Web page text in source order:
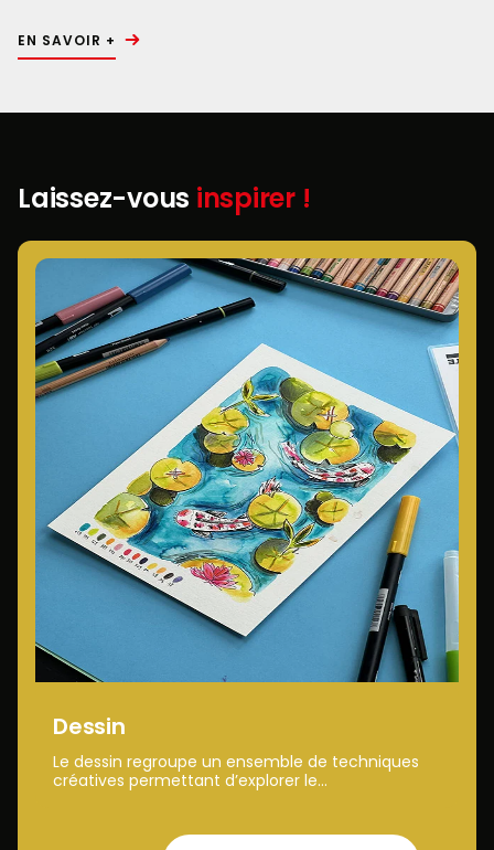
EN SAVOIR +
Laissez-vous inspirer !
Dessin
Le dessin regroupe un ensemble de techniques
créatives permettant d’explorer le...